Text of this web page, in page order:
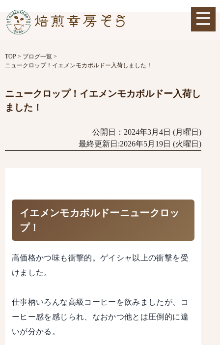
TOP > ブログ一覧 >
ニュークロップ！イエメンモカボルドー入荷しました！
ニュークロップ！イエメンモカボルドー入荷し
ました！
公開日：2024年3月4日 (月曜日)
最終更新日:2026年5月19日 (火曜日)
イエメンモカボルドーニュークロッ
プ！
高価格かつ味も衝撃的。ゲイシャ以上の衝撃を受
けました。
仕事柄いろんな高級コーヒーを飲みましたが、コ
ーヒー感を感じられ、なおかつ他とは圧倒的に違
いが分かる。